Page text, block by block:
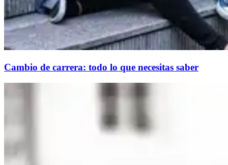
Cambio de carrera: todo lo que necesitas saber